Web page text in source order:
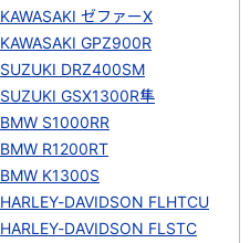
KAWASAKI ゼファーΧ
KAWASAKI GPZ900R
SUZUKI DRZ400SM
SUZUKI GSX1300R隼
BMW S1000RR
BMW R1200RT
BMW K1300S
HARLEY-DAVIDSON FLHTCU
HARLEY-DAVIDSON FLSTC